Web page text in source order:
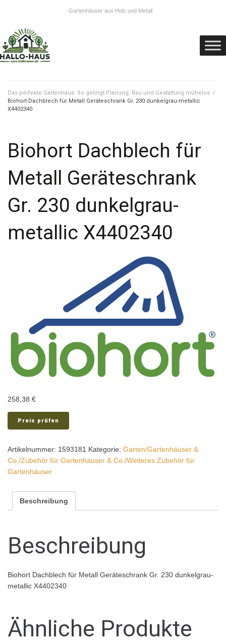
Gartenhäuser aus Holz und Metall
Das perfekte Gartenhaus: So gelingt Planung, Bau und Gestaltung mühelos /
Biohort Dachblech für Metall Geräteschrank Gr. 230 dunkelgrau-metallic
X4402340
Biohort Dachblech für
Metall Geräteschrank
Gr. 230 dunkelgrau-
metallic X4402340
258,38 €
Preis prüfen
Artikelnummer: 1593181 Kategorie: Garten/Gartenhäuser &
Co./Zubehör für Gartenhäuser & Co./Weiteres Zubehör für
Gartenhäuser
Beschreibung
Beschreibung
Biohort Dachblech für Metall Geräteschrank Gr. 230 dunkelgrau-
metallic X4402340
Ähnliche Produkte